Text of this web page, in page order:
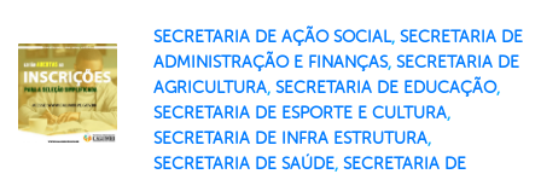
SECRETARIA DE AÇÃO SOCIAL, SECRETARIA DE
ADMINISTRAÇÃO E FINANÇAS, SECRETARIA DE
AGRICULTURA, SECRETARIA DE EDUCAÇÃO,
SECRETARIA DE ESPORTE E CULTURA,
SECRETARIA DE INFRA ESTRUTURA,
SECRETARIA DE SAÚDE, SECRETARIA DE